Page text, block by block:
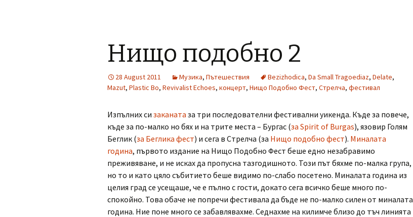
Нищо подобно 2
28 August 2011 Музика, Пътешествия Bezizhodica, Da Small Tragoediaz, Delate,
Mazut, Plastic Bo, Revivalist Echoes, концерт, Нищо Подобно Фест, Стрелча, фестивал
Изпълних си заканата за три последователни фестивални уикенда. Къде за повече,
къде за по-малко но бях и на трите места – Бургас (за Spirit of Burgas), язовир Голям
Беглик (за Беглика фест) и сега в Стрелча (за Нищо подобно фест). Миналата
година, първото издание на Нищо Подобно Фест беше едно незабравимо
преживяване, и не исках да пропусна тазгодишното. Този път бяхме по-малка група,
но то и като цяло събитието беше видимо по-слабо посетено. Миналата година из
целия град се усещаше, че е пълно с гости, докато сега всичко беше много по-
спокойно. Това обаче не попречи фестивала да бъде не по-малко силен от миналата
година. Ние поне много се забавлявахме. Седнахме на килимче близо до тъч линията